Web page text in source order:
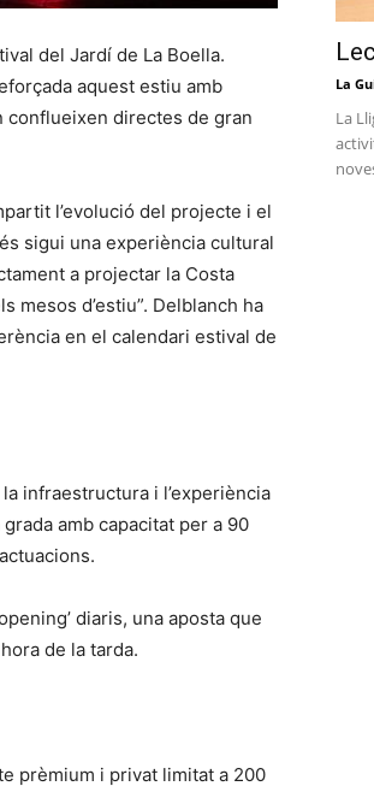
del Jardí de La Boella.
aquest estiu amb
conflueixen directes de gran
l’evolució del projecte i el
sigui una experiència cultural
a projectar la Costa
mesos d’estiu”. Delblanch ha
en el calendari estival de
infraestructura i l’experiència
amb capacitat per a 90
diaris, una aposta que
de la tarda.
prèmium i privat limitat a 200
La
La